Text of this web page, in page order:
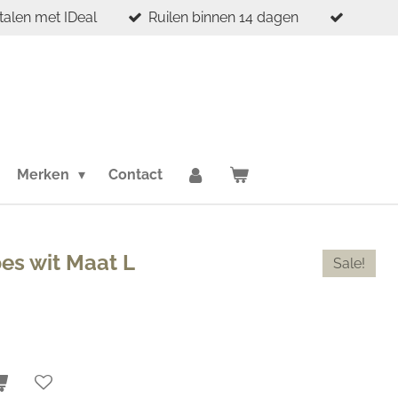
met IDeal Ruilen binnen 14 dagen
Merken Contact
wit Maat L Sale!